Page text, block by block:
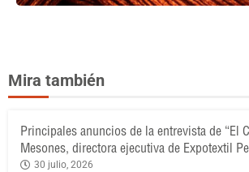
Mira también
Principales anuncios de la entrevista de “El
Mesones, directora ejecutiva de Expotextil
30 julio, 2026